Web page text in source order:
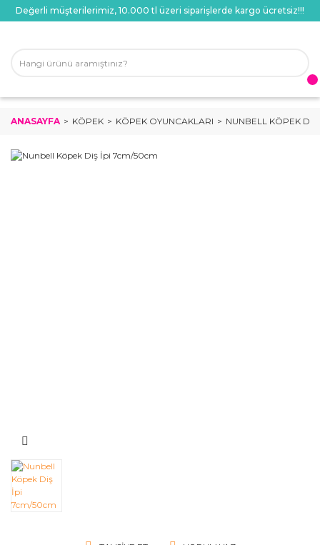
Değerli müşterilerimiz, 10.000 tl üzeri siparişlerde kargo ücretsiz!!!
ANASAYFA KÖPEK KÖPEK OYUNCAKLARI NUNBELL KÖPEK